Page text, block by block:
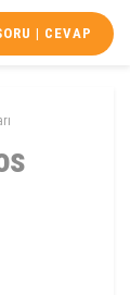
| CEVAP